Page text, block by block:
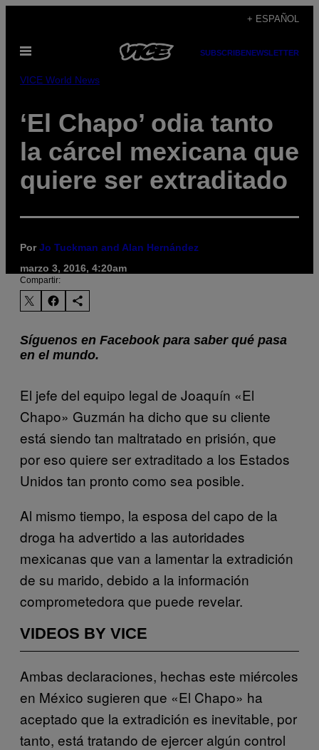
contenido
+ ESPAÑOL
Abrir
SUBSCRIBENEWSLETTER
VICE World News
‘El Chapo’ odia tanto
la cárcel mexicana que
quiere ser extraditado
PorJo Tuckman and Alan Hernández
marzo 3, 2016, 4:20am
Compartir:
Síguenos en Facebook para saber qué pasa
en el mundo.
El jefe del equipo legal de Joaquín «El
Chapo» Guzmán ha dicho que su cliente
está siendo tan maltratado en prisión, que
por eso quiere ser extraditado a los Estados
Unidos tan pronto como sea posible.
Al mismo tiempo, la esposa del capo de la
droga ha advertido a las autoridades
mexicanas que van a lamentar la extradición
de su marido, debido a la información
comprometedora que puede revelar.
VIDEOS BY VICE
Ambas declaraciones, hechas este miércoles
en México sugieren que «El Chapo» ha
aceptado que la extradición es inevitable, por
tanto, está tratando de ejercer algún control